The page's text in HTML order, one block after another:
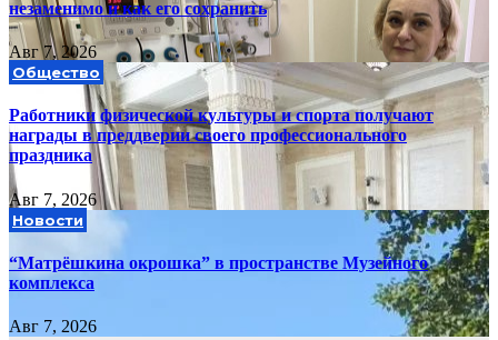
незаменимо и как его сохранить
Авг 7, 2026
Общество
Работники физической культуры и спорта получают
награды в преддверии своего профессионального
праздника
Авг 7, 2026
Новости
“Матрёшкина окрошка” в пространстве Музейного
комплекса
Авг 7, 2026